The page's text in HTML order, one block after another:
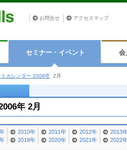
お問合せ アクセスマップ
セミナー・イベント 会
トカレンダー 2006年 2月
年 2月
2010年 2011年 2012年
2013
2019年 2020年 2021年
2022